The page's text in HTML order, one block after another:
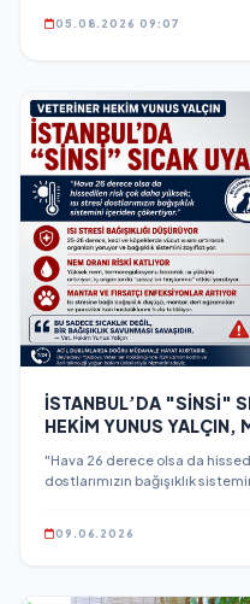
05.08.2026 09:07
İSTANBUL’DA "SİNSİ"
HEKİM YUNUS YALÇIN,
"Hava 26 derece olsa da
dostlarımızın bağışıklık
09.06.2026